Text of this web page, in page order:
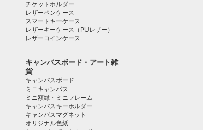
チケットホルダー
レザーペンケース
スマートキーケース
レザーキーケース（PUレザー）
レザーコインケース
キャンバスボード・アート雑
貨
キャンバスボード
ミニキャンバス
ミニ額縁・ミニフレーム
キャンバスキーホルダー
キャンバスマグネット
オリジナル色紙